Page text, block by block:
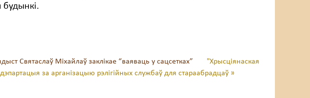
Святаслаў Міхайлаў заклікае “ваяваць у сацсетках”
"Хрысціянаская
за арганізацыю рэлігійных службаў для стараабрадцаў »